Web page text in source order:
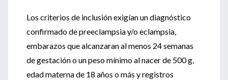
Los criterios de inclusión exigían un diagnóstico
confirmado de preeclampsia y/o eclampsia,
embarazos que alcanzaran al menos 24 semanas
de gestación o un peso mínimo al nacer de 500 g,
edad materna de 18 años o más y registros